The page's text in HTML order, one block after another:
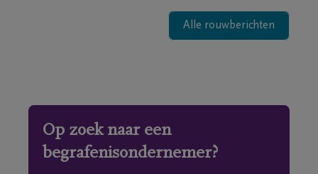
Alle rouwberichten
Op zoek naar een
begrafenisondernemer?